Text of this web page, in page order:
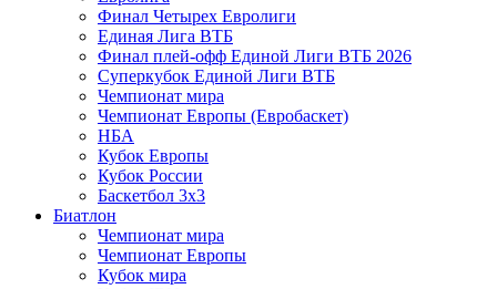
Финал Четырех Евролиги
Единая Лига ВТБ
Финал плей-офф Единой Лиги ВТБ 2026
Суперкубок Единой Лиги ВТБ
Чемпионат мира
Чемпионат Европы (Евробаскет)
НБА
Кубок Европы
Кубок России
Баскетбол 3х3
Биатлон
Чемпионат мира
Чемпионат Европы
Кубок мира